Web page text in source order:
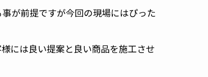
が前提ですが今回の現場にはぴった
には良い提案と良い商品を施工させ